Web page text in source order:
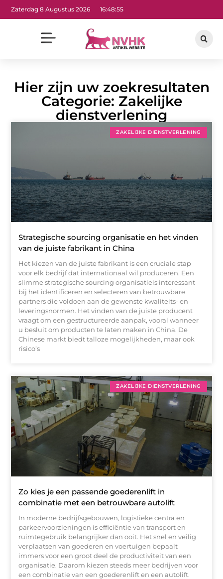
Zaterdag 8 Augustus 2026 16:48:56
Hier zijn uw zoekresultaten
Categorie: Zakelijke
dienstverlening
ZAKELIJKE DIENSTVERLENING
Strategische sourcing organisatie en het vinden
van de juiste fabrikant in China
Het kiezen van de juiste fabrikant is een cruciale stap
voor elk bedrijf dat internationaal wil produceren. Een
slimme strategische sourcing organisatieis interessant
bij het identificeren en selecteren van betrouwbare
partners die voldoen aan de gewenste kwaliteits- en
leveringsnormen. Het vinden van de juiste producent
vraagt om een gestructureerde aanpak, vooral wanneer
u besluit om producten te laten maken in China. De
Chinese markt biedt talloze mogelijkheden, maar ook
risico’s
ZAKELIJKE DIENSTVERLENING
Zo kies je een passende goederenlift in
combinatie met een betrouwbare autolift
In moderne bedrijfsgebouwen, logistieke centra en
parkeervoorzieningen is efficiëntie van transport en
ruimtegebruik belangrijker dan ooit. Het snel en veilig
verplaatsen van goederen en voertuigen bepaalt
immers voor een groot deel de productiviteit van een
organisatie. Daarom kiezen steeds meer bedrijven voor
een combinatie van een goederenlift en een autolift.